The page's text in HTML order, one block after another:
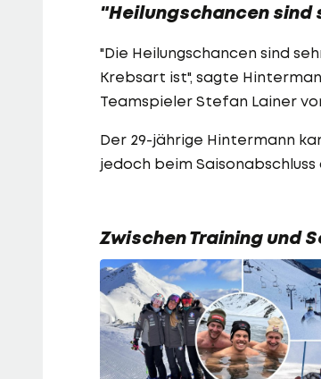
"Heilungschancen sind
"Die Heilungschancen sind
Krebsart ist", sagte
Teamspieler Stefan Lainer
Der 29-jährige Hintermann
jedoch beim
Zwischen Training und